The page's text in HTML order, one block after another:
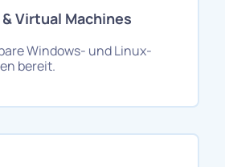
Virtual Machines
Windows- und Linux-
bereit.